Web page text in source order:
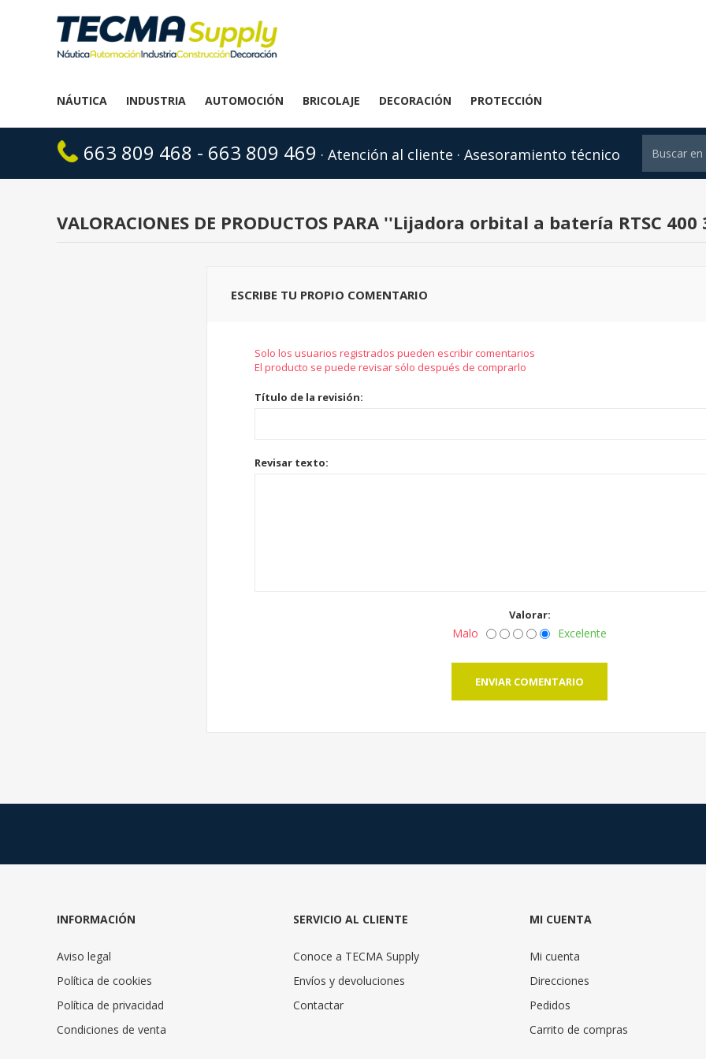
NÁUTICA INDUSTRIA AUTOMOCIÓN BRICOLAJE DECORACIÓN PROTECCIÓN
663 809 468 - 663 809 469 · Atención al cliente · Asesoramiento técnico
VALORACIONES DE PRODUCTOS PARA Lijadora orbital a batería RTSC 400
ESCRIBE TU PROPIO COMENTARIO
Solo los usuarios registrados pueden escribir comentarios
El producto se puede revisar sólo después de comprarlo
Título de la revisión:
Revisar texto:
Valorar:
Malo Excelente
ENVIAR COMENTARIO
INFORMACIÓN
Aviso legal
Política de cookies
Política de privacidad
Condiciones de venta
SERVICIO AL CLIENTE
Conoce a TECMA Supply
Envíos y devoluciones
Contactar
MI CUENTA
Mi cuenta
Direcciones
Pedidos
Carrito de compras